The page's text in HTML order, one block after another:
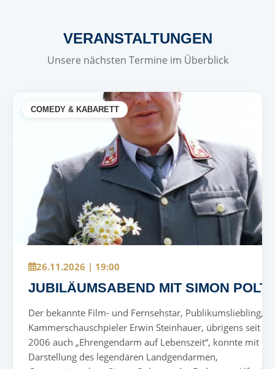
VERANSTALTUNGEN
Unsere nächsten Termine im Überblick
COMEDY & KABARETT
26.11.2026 | 19:00
JUBILÄUMSABEND MIT SIMON POLT
Der bekannte Film- und Fernsehstar, Publikumsliebling,
Kammerschauschpieler Erwin Steinhauer, übrigens seit
2006 auch „Ehrengendarm auf Lebenszeit“, konnte mit der
Darstellung des legendären Landgendarmen,